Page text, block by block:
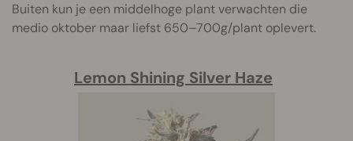
Buiten kun je een middelhoge plant verwachten die
medio oktober maar liefst 650–700g/plant oplevert.
Lemon Shining Silver Haze